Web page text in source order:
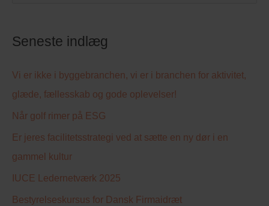
f
Seneste indlæg
Vi er ikke i byggebranchen, vi er i branchen for aktivitet,
glæde, fællesskab og gode oplevelser!
Når golf rimer på ESG
Er jeres facilitetsstrategi ved at sætte en ny dør i en
gammel kultur
IUCE Ledernetværk 2025
Bestyrelseskursus for Dansk Firmaidræt